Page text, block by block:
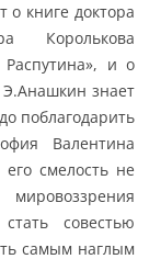
о книге доктора
Королькова
и о
Э.Анашкин знает
поблагодарить
Валентина
его смелость не
совестью
самым наглым